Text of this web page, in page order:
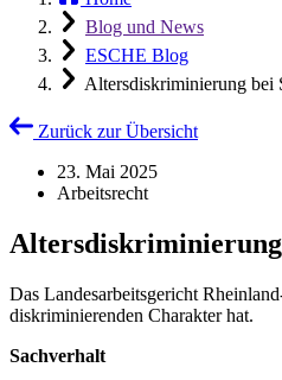
Blog und News
ESCHE Blog
Altersdiskriminierung bei
Zurück zur Übersicht
23. Mai 2025
Arbeitsrecht
Altersdiskriminierung
Das Landesarbeitsgericht
diskriminierenden Charakter hat.
Sachverhalt